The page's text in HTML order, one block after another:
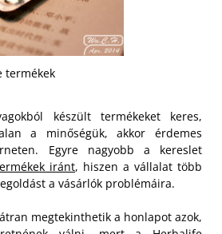
termékek
készült termékeket keres,
a minőségük, akkor érdemes
Egyre nagyobb a kereslet
iránt, hiszen a vállalat több
a vásárlók problémáira.
megtekinthetik a honlapot azok,